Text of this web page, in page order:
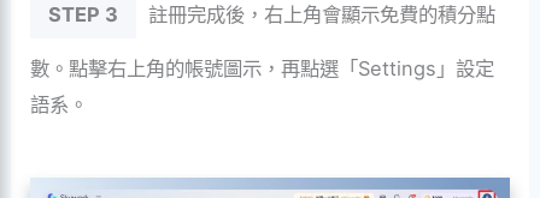
STEP 3 註冊完成後，右上角會顯示免費的積分點
數。點擊右上角的帳號圖示，再點選「Settings」設定
語系。